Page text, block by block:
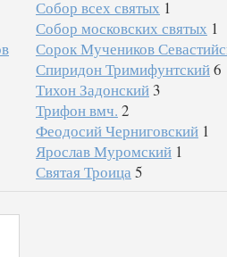
Собор всех святых 1
Собор московских святых 1
Сорок Мучеников
Спиридон Тримифунтский6
Тихон Задонский 3
Трифон вмч. 2
Феодосий Черниговский 1
Ярослав Муромский 1
Святая Троица 5